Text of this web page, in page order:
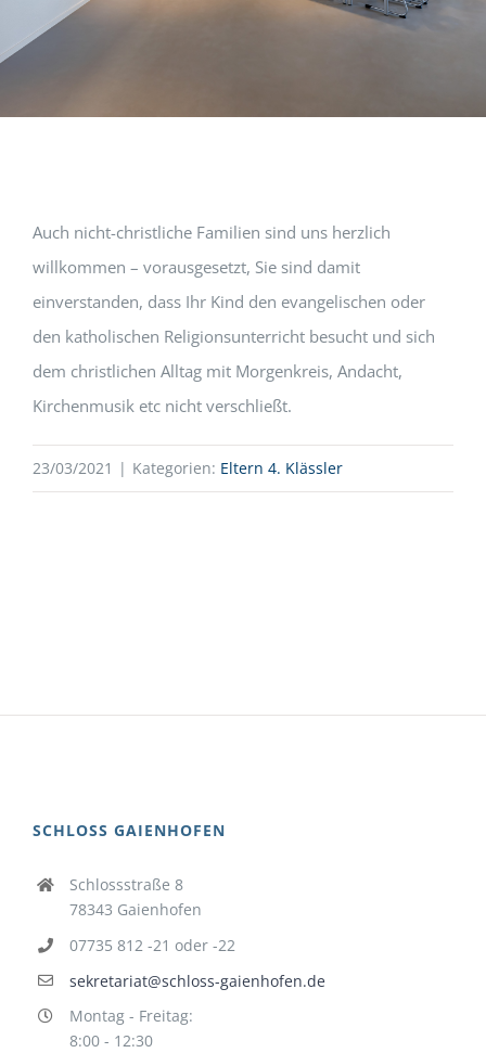
Auch nicht-christliche Familien sind uns herzlich
willkommen – vorausgesetzt, Sie sind damit
einverstanden, dass Ihr Kind den evangelischen oder
den katholischen Religionsunterricht besucht und sich
dem christlichen Alltag mit Morgenkreis, Andacht,
Kirchenmusik etc nicht verschließt.
23/03/2021 | Kategorien: Eltern 4. Klässler
SCHLOSS GAIENHOFEN
Schlossstraße 8
78343 Gaienhofen
07735 812 -21 oder -22
sekretariat@schloss-gaienhofen.de
Montag - Freitag:
8:00 - 12:30